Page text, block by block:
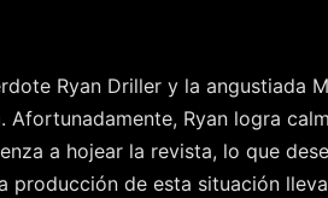
Ryan Driller y la angustiada
Ryan logra
a hojear la revista, lo que
de esta situación